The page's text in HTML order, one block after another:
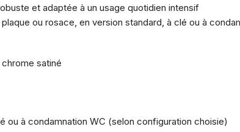
et adaptée à un usage quotidien intensif
ou rosace, en version standard, à clé ou à
satiné
ou à condamnation WC (selon configuration choisie)